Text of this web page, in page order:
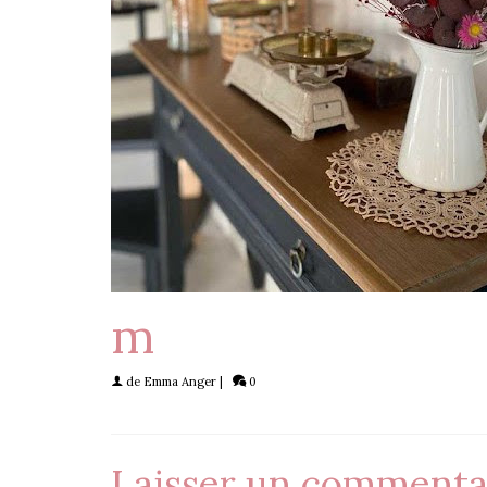
m
de Emma Anger 0